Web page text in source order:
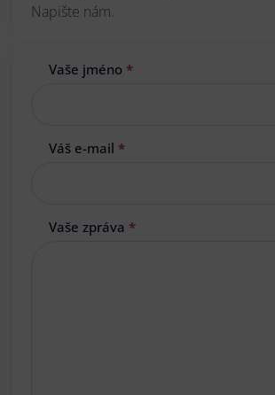
Napište nám.
Vaše jméno *
Váš e-mail *
Vaše zpráva *